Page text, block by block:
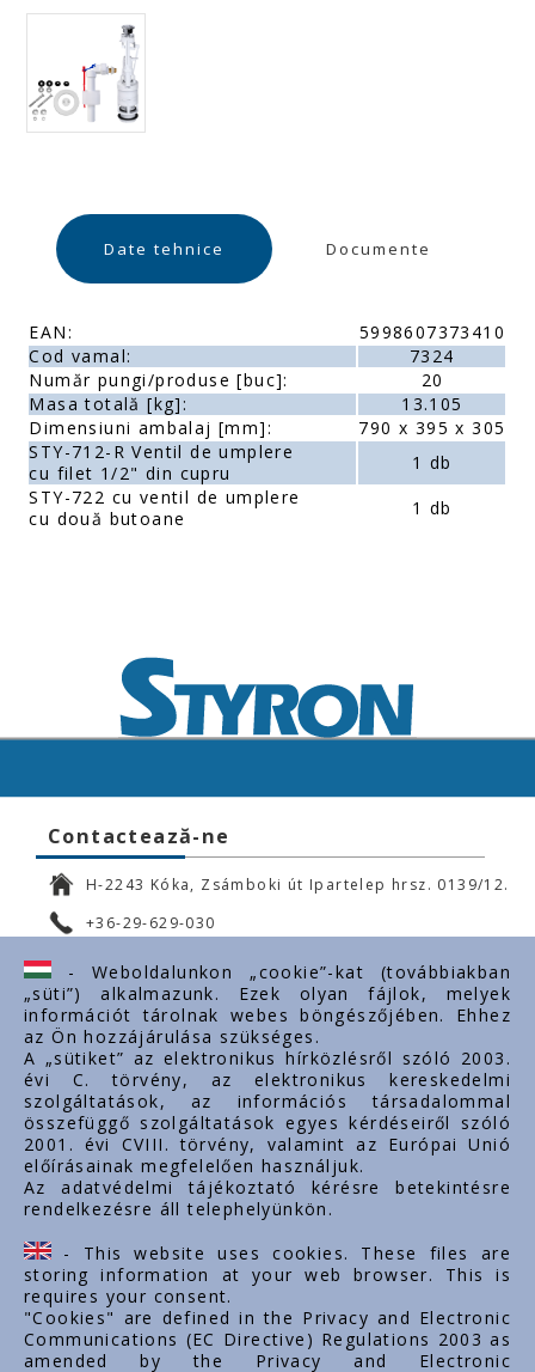
Date tehnice Documente
EAN:
5998607373410
Cod vamal:
7324
Număr pungi/produse [buc]:
20
Masa totală [kg]:
13.105
Dimensiuni ambalaj [mm]:
790 x 395 x 305
STY-712-R Ventil de umplere
cu filet 1/2" din cupru
1 db
STY-722 cu ventil de umplere
cu două butoane
1 db
Contactează-ne
H-2243 Kóka, Zsámboki út Ipartelep hrsz. 0139/12.
+36-29-629-030
ertekesites@styron.hu
export@styron.hu
www.styron.hu
Linkuri importante
Despre noi
Documente
Contact
Carieră
- Weboldalunkon „cookie”-kat (továbbiakban
„süti”) alkalmazunk. Ezek olyan fájlok, melyek
információt tárolnak webes böngészőjében. Ehhez
az Ön hozzájárulása szükséges.
A „sütiket” az elektronikus hírközlésről szóló 2003.
évi C. törvény, az elektronikus kereskedelmi
szolgáltatások, az információs társadalommal
összefüggő szolgáltatások egyes kérdéseiről szóló
2001. évi CVIII. törvény, valamint az Európai Unió
előírásainak megfelelően használjuk.
Az adatvédelmi tájékoztató kérésre betekintésre
rendelkezésre áll telephelyünkön.
- This website uses cookies. These files are
storing information at your web browser. This is
requires your consent.
"Cookies" are defined in the Privacy and Electronic
Communications (EC Directive) Regulations 2003 as
amended by the Privacy and Electronic